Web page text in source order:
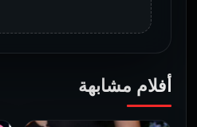
أفلام مشابهة